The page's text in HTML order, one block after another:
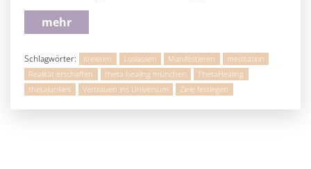
mehr
Schlagwörter: Kreieren Loslassen Manifestieren
meditation
Realität erschaffen
theta healing münchen
ThetaHealing
thetajunkies
Vertrauen ins Universum Ziele festlegen